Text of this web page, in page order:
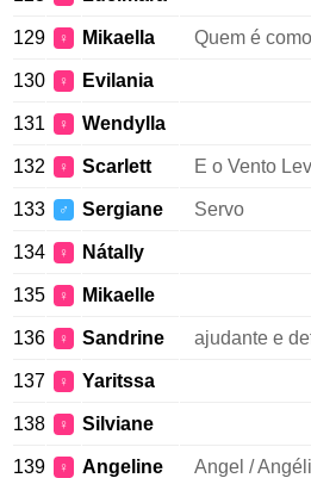
129 ♀ Mikaella Quem é
130 ♀ Evilania
131 ♀ Wendylla
132 ♀ Scarlett E o Vento
133 ♂ Sergiane Servo
134 ♀ Nátally
135 ♀ Mikaelle
136 ♀ Sandrine ajudante e
137 ♀ Yaritssa
138 ♀ Silviane
139 ♀ Angeline Angel /